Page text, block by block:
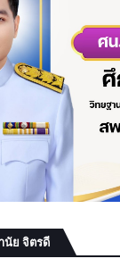
นัย จิตรดี